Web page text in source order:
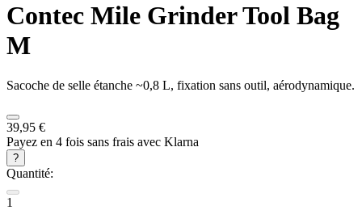
Contec Mile Grinder Tool Bag
M
Sacoche de selle étanche ~0,8 L, fixation sans outil, aérodynamique.
39,95 €
Payez en 4 fois sans frais avec Klarna
?
Quantité:
1